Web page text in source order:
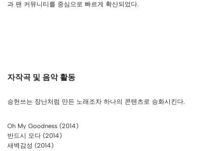
과 팬 커뮤니티를 중심으로 빠르게 확산되었다.
자작곡 및 음악 활동
승헌쓰는 장난처럼 만든 노래조차 하나의 콘텐츠로 승화시킨다.
Oh My Goodness (2014)
반드시 모다 (2014)
새벽감성 (2014)